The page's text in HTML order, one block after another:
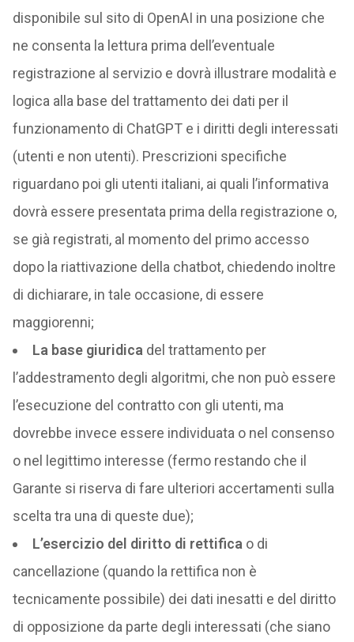
disponibile sul sito di OpenAI in una posizione che
ne consenta la lettura prima dell’eventuale
registrazione al servizio e dovrà illustrare modalità e
logica alla base del trattamento dei dati per il
funzionamento di ChatGPT e i diritti degli interessati
(utenti e non utenti). Prescrizioni specifiche
riguardano poi gli utenti italiani, ai quali l’informativa
dovrà essere presentata prima della registrazione o,
se già registrati, al momento del primo accesso
dopo la riattivazione della chatbot, chiedendo inoltre
di dichiarare, in tale occasione, di essere
maggiorenni;
La base giuridica del trattamento per
l’addestramento degli algoritmi, che non può essere
l’esecuzione del contratto con gli utenti, ma
dovrebbe invece essere individuata o nel consenso
o nel legittimo interesse (fermo restando che il
Garante si riserva di fare ulteriori accertamenti sulla
scelta tra una di queste due);
L’esercizio del diritto di rettifica o di
cancellazione (quando la rettifica non è
tecnicamente possibile) dei dati inesatti e del diritto
di opposizione da parte degli interessati (che siano